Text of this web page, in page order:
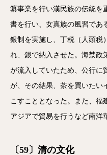
纂事業を行い漢民族の伝統を
書を行い、女真族の風習であ
銀制を実施し、丁税（人頭税
れ、銀で納入させた。海禁政
が流入していたため、公行に
が、その結果、茶を買いたい
こすこととなった。また、福
アジアで貿易を行うなど南洋
〔59〕清の文化